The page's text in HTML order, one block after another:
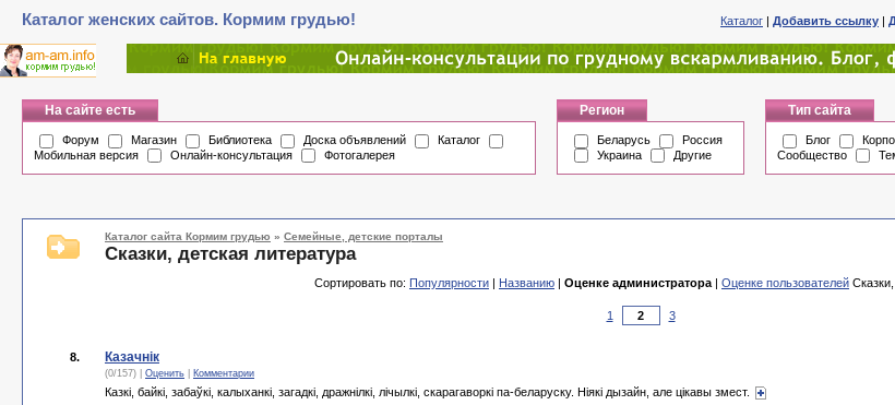
Каталог женских сайтов. Кормим грудью! Каталог | Добавить ссылку |
На сайте есть
Форум Магазин Библиотека Доска объявлений
Каталог
Мобильная версия
Онлайн-консультация Фотогалерея
Регион
Беларусь
Россия
Украина
Другие
Тип сайта
Блог
Сообщество
Каталог сайта Кормим грудью » Семейные, детские порталы
Сказки, детская литература
Сортировать по: Популярности | Названию | Оценке администратора | Оценке пользователей
1 3
8. Казачнік
(0/157) | Оценить Комментарии
Казкі, байкі, забаўкі, калыханкі, загадкі, дражнілкі, лічылкі, скарагаворкі па-беларуску. Ніякі дызайн, але цікавы змест.